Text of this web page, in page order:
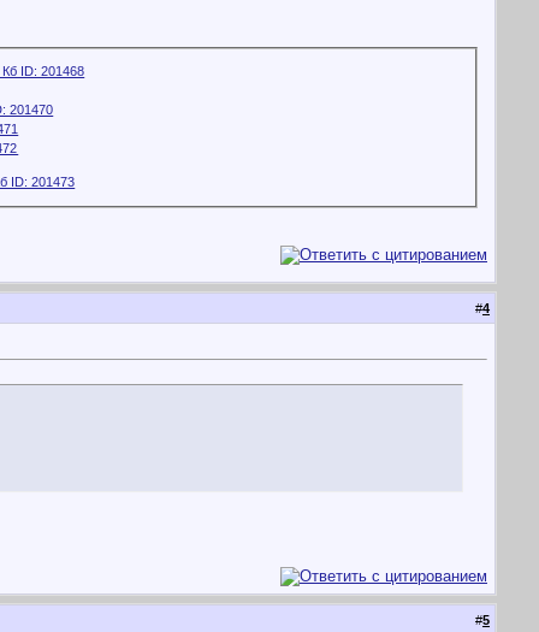
#4
#5